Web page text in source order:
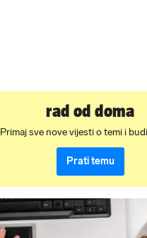
rad od doma
Primaj sve nove vijesti o temi i
Prati temu